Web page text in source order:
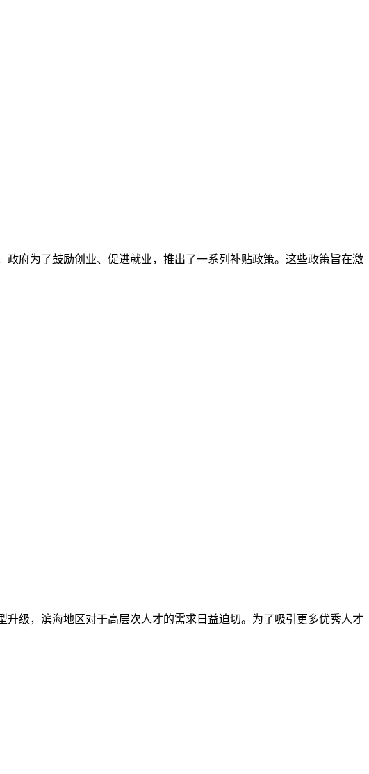
府为了鼓励创业、促进就业，推出了一系列补贴政策。这些政策旨在激
级，滨海地区对于高层次人才的需求日益迫切。为了吸引更多优秀人才